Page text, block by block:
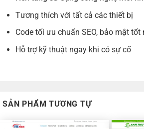
Tương thích với tất cả các thiết bị
Code tối ưu chuẩn SEO, bảo mật tốt
Hỗ trợ kỹ thuật ngay khi có sự cố
SẢN PHẨM TƯƠNG TỰ